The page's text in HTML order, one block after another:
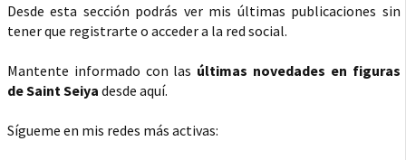
Desde esta sección podrás ver mis últimas publicaciones sin
tener que registrarte o acceder a la red social.
Mantente informado con las últimas novedades en figuras
de Saint Seiya desde aquí.
Sígueme en mis redes más activas: